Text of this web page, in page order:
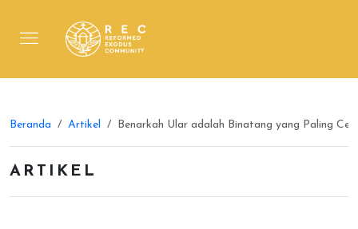
Beranda Artikel Benarkah Ular adalah Binatang yang Paling
ARTIKEL